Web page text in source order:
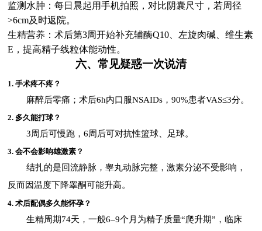
监测水肿：每日晨起用手机拍照，对比阴囊尺寸，若周径
>6cm及时返院。
生精营养：术后第3周开始补充辅酶Q10、左旋肉碱、维生素
E，提高精子线粒体能动性。
六、常见疑惑一次说清
1. 手术疼不疼？
麻醉后零痛；术后6h内口服NSAIDs，90%患者VAS≤3分。
2. 多久能打球？
3周后可慢跑，6周后可对抗性篮球、足球。
3. 会不会影响雄激素？
结扎的是回流静脉，睾丸动脉完整，激素分泌不受影响，
反而因温度下降睾酮可能升高。
4. 术后配偶多久能怀孕？
生精周期74天，一般6–9个月为精子质量“爬升期”，临床